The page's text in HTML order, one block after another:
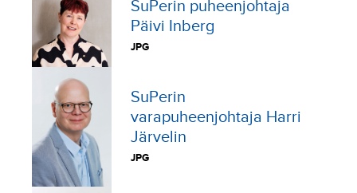
SuPerin puheenjohtaja
Päivi Inberg
JPG
SuPerin
varapuheenjohtaja Harri
Järvelin
JPG